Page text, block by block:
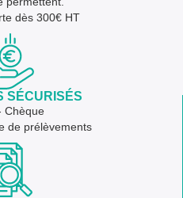
dès 300€ HT
SÉCURISÉS
Chèque
de prélèvements